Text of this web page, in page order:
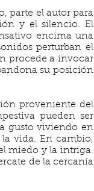
parte el autor para
y el silencio. El
encima una
perturban el
procede a invocar
su posición
proveniente del
pueden ser
gusto viviendo en
vida. En cambio,
miedo y la intriga.
de la cercanía